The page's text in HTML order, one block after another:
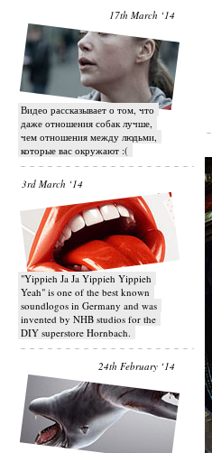
17th March ‘14
Видео рассказывает о том, что
даже отношения собак лучше,
чем отношения между людьми,
которые вас окружают :(
3rd March ‘14
"Yippieh Ja Ja Yippieh Yippieh
Yeah" is one of the best known
soundlogos in Germany and was
invented by NHB studios for the
DIY superstore Hornbach.
24th February ‘14